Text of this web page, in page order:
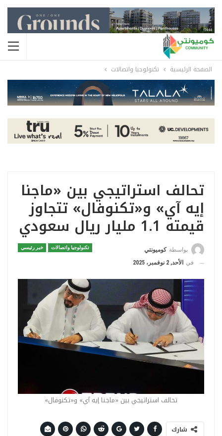
الصفحة الرئيسية تكنولوجيا واتصالات
تحالف استراتيجي بين «ماجنا
إيه آي» و«تكنوفال» تتجاوز
قيمته 1.1 مليار ريال سعودي
تكنولوجيا واتصالات خبر رئيسي بواسطة كوميونتي
في
الأحد, 2 نوفمبر، 2025
تحالف استراتيجي بين «ماجنا إيه آي» و«تكنوفال»
شارك